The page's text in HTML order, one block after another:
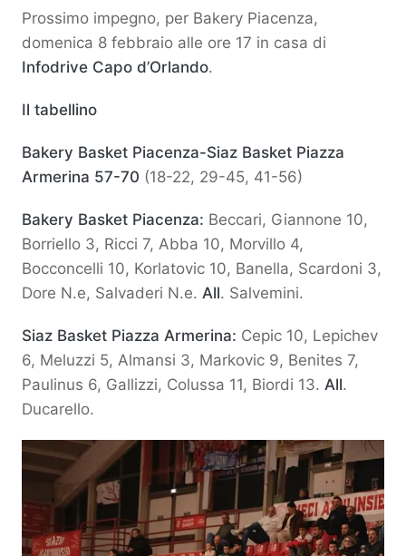
Prossimo impegno, per Bakery Piacenza,
domenica 8 febbraio alle ore 17 in casa di
Infodrive Capo d’Orlando.
Il tabellino
Bakery Basket Piacenza-Siaz Basket Piazza
Armerina 57-70 (18-22, 29-45, 41-56)
Bakery Basket Piacenza: Beccari, Giannone 10,
Borriello 3, Ricci 7, Abba 10, Morvillo 4,
Bocconcelli 10, Korlatovic 10, Banella, Scardoni 3,
Dore N.e, Salvaderi N.e. All. Salvemini.
Siaz Basket Piazza Armerina: Cepic 10, Lepichev
6, Meluzzi 5, Almansi 3, Markovic 9, Benites 7,
Paulinus 6, Gallizzi, Colussa 11, Biordi 13. All.
Ducarello.